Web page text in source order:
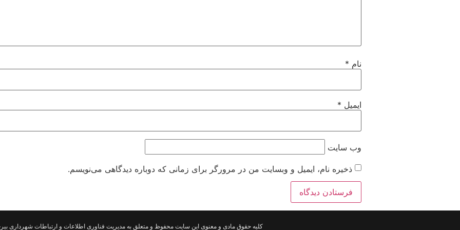
نام *
ایمیل *
وب‌ سایت
ذخیره نام، ایمیل و وبسایت من در مرورگر برای زمانی که دوباره دیدگاهی می‌نویسم.
کلیه حقوق مادی و معنوی این سایت محفوظ و متعلق به مدیریت فناوری اطلاعات و ارتباطات شهرداری